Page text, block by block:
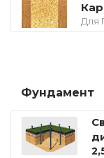
Фундамент